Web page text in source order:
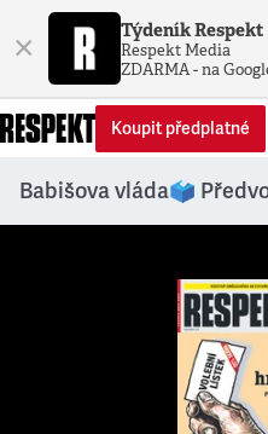
× Týdeník Respekt
Respekt Media
ZDARMA - na
Koupit předplatné
Babišova vláda🗳️